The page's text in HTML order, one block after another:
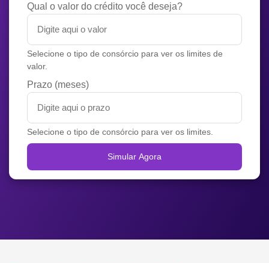
Qual o valor do crédito você deseja?
Selecione o tipo de consórcio para ver os limites de
valor.
Prazo (meses)
Selecione o tipo de consórcio para ver os limites.
Simular Agora